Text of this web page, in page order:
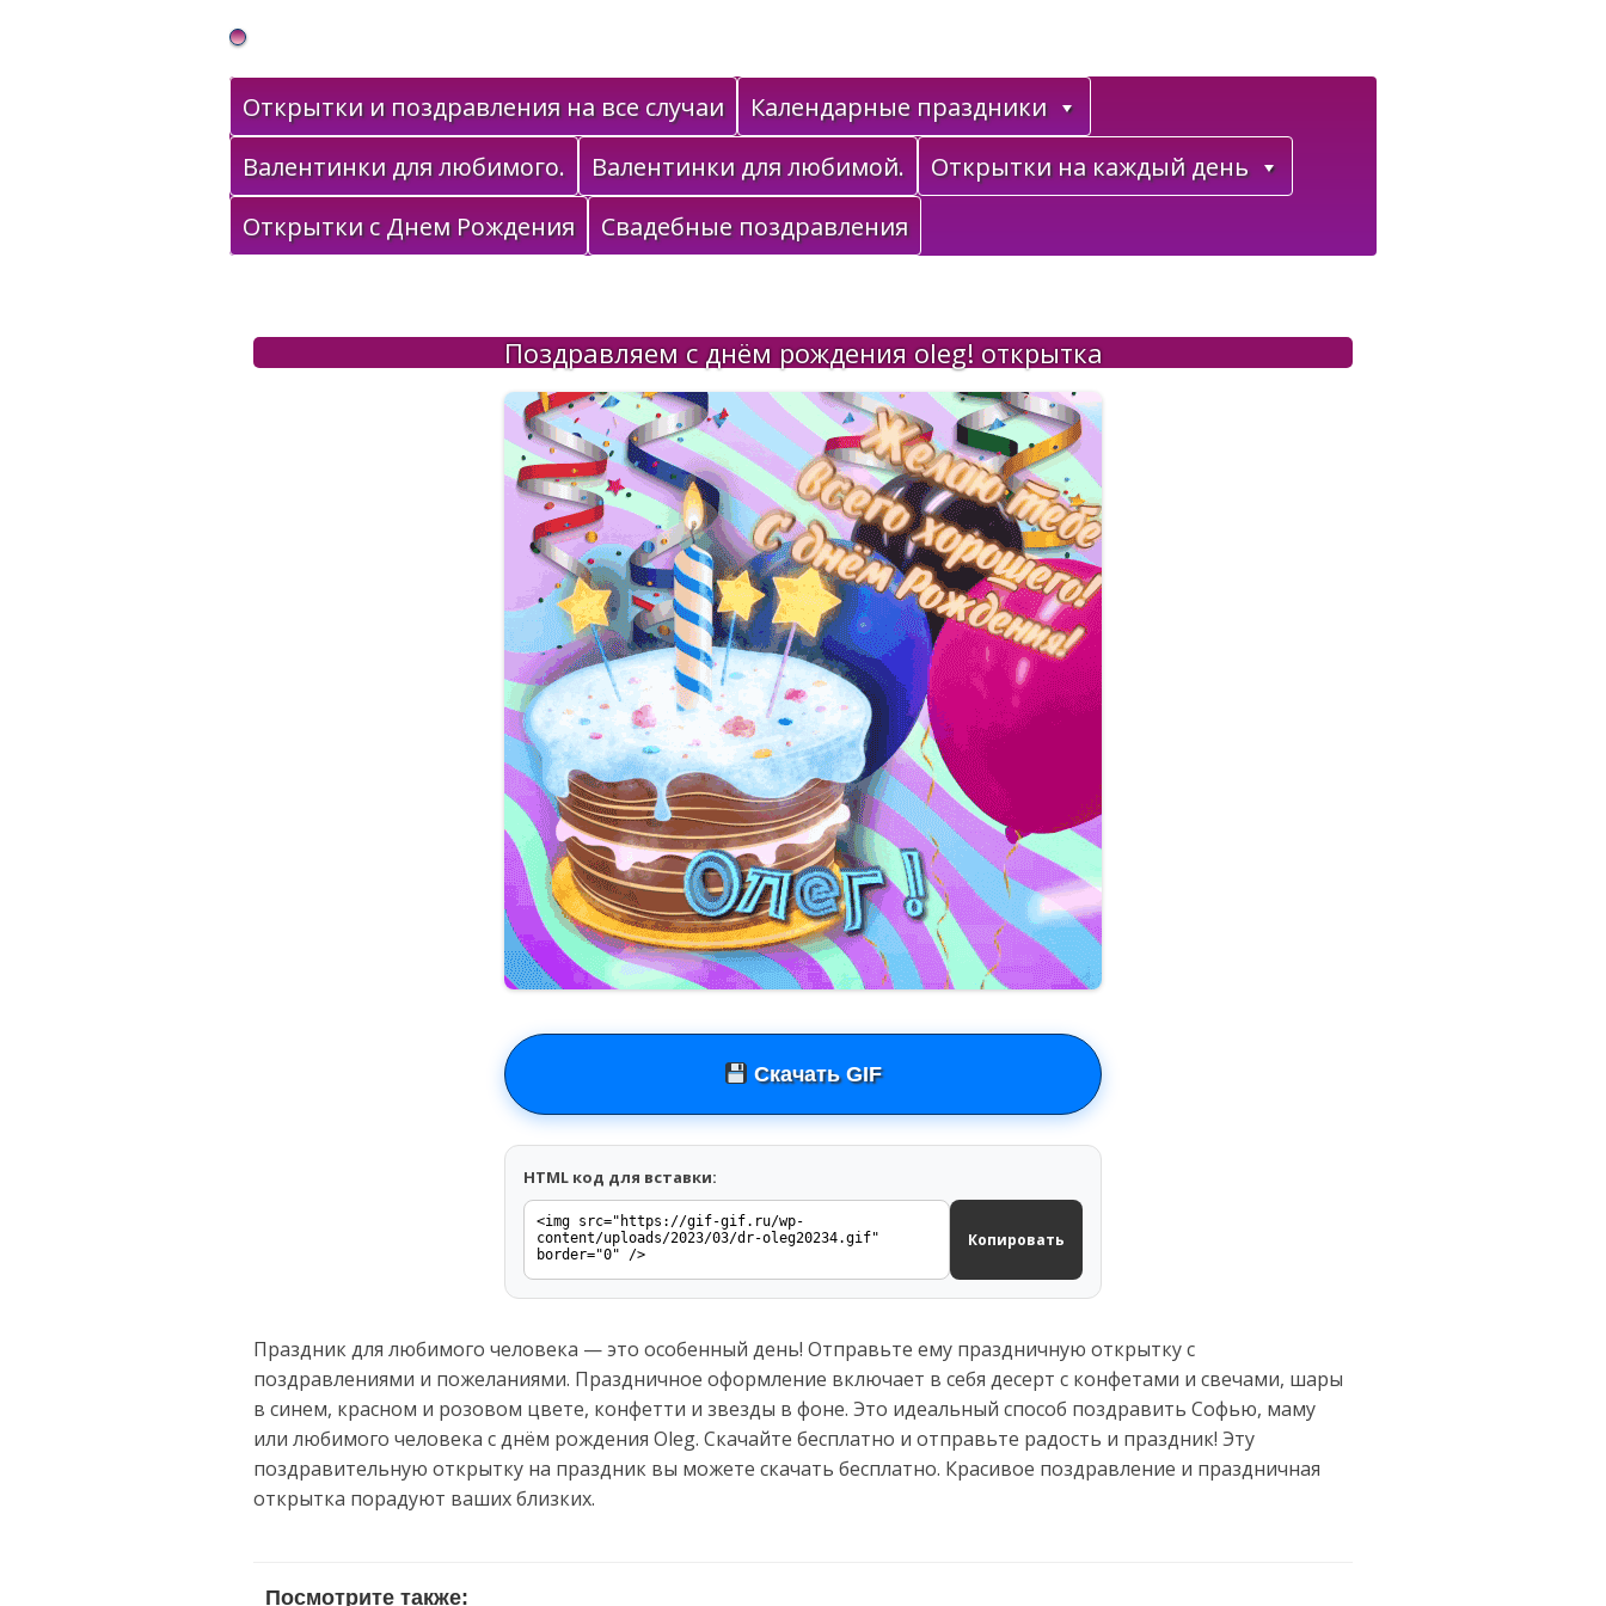
Gif Открытки в подарок
Открытки и поздравления на все случаи
Календарные праздники
Валентинки для любимого.
Валентинки для любимой.
Открытки на каждый день
Открытки с Днем Рождения
Свадебные поздравления
Поздравляем с днём рождения oleg! открытка
Скачать GIF
HTML код для вставки:
Копировать
Праздник для любимого человека — это особенный день! Отправьте ему праздничную открытку с
поздравлениями и пожеланиями. Праздничное оформление включает в себя десерт с конфетами и свечами, шары
в синем, красном и розовом цвете, конфетти и звезды в фоне. Это идеальный способ поздравить Софью, маму
или любимого человека с днём рождения Oleg. Скачайте бесплатно и отправьте радость и праздник! Эту
поздравительную открытку на праздник вы можете скачать бесплатно. Красивое поздравление и праздничная
открытка порадуют ваших близких.
Посмотрите также: